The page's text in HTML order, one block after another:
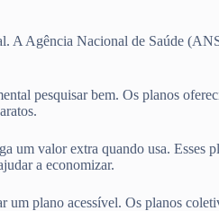
A Agência Nacional de Saúde
pesquisar bem. Os planos
um valor extra quando usa.
a economizar.
um plano acessível. Os planos